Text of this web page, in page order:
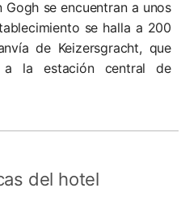
Gogh se encuentran a unos
se halla a 200
de Keizersgracht, que
la estación central de
del hotel